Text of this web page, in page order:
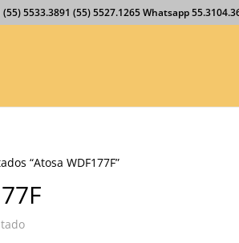
5533.3891 (55) 5527.1265 Whatsapp
“Atosa WDF177F”